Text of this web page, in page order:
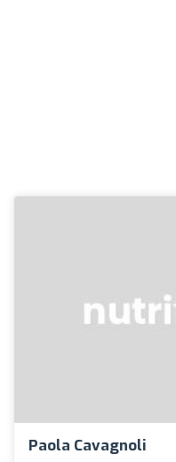
Paola Cavagnoli